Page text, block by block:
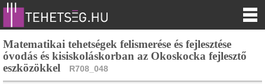
Matematikai tehetségek felismerése és fejlesztése
óvodás és kisiskoláskorban az Okoskocka fejlesztő
eszközökkel
R708_048